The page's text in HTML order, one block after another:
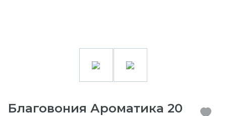
Благовония Ароматика 20